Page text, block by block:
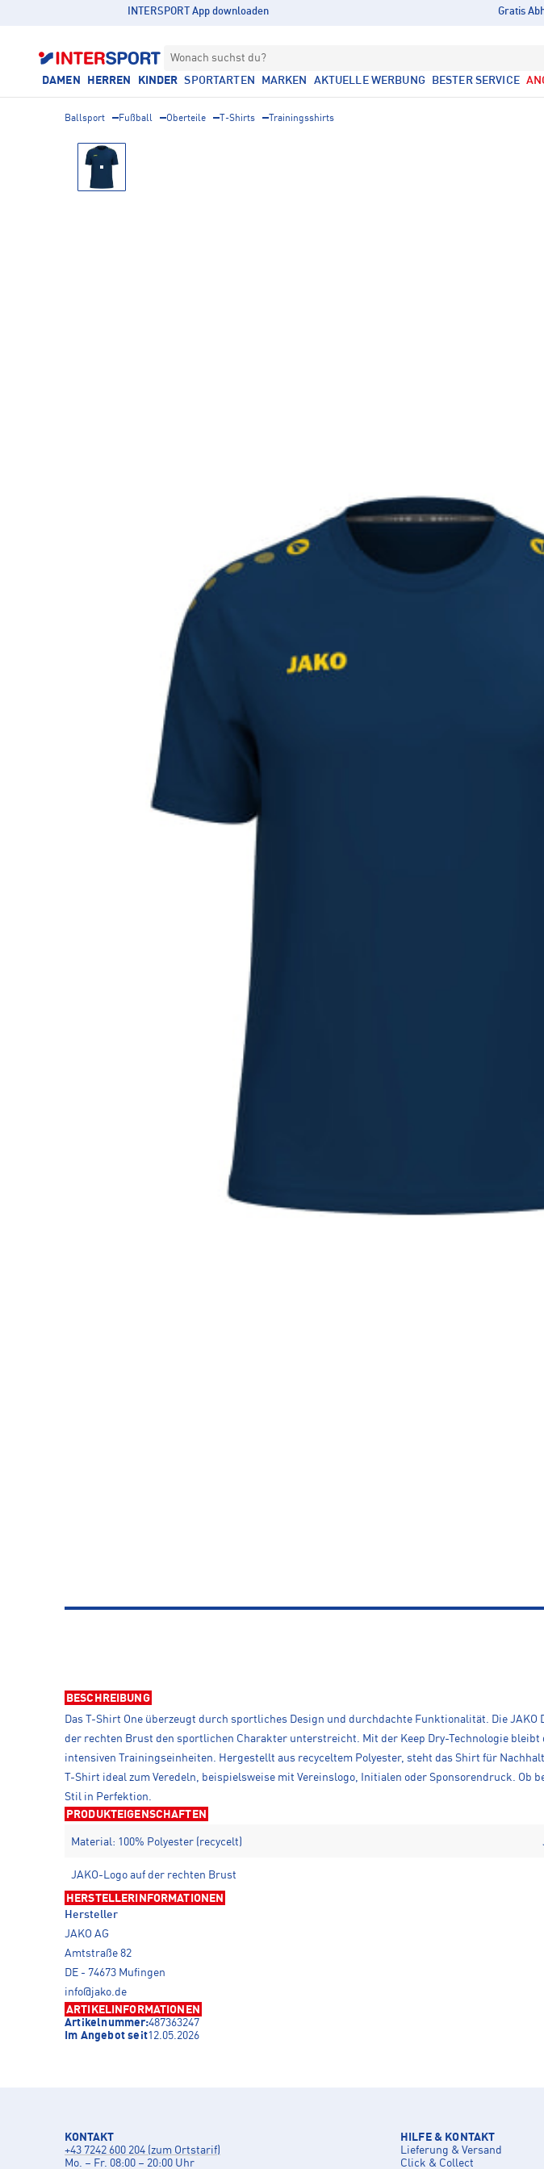
INTERSPORT App downloaden Gratis
Wonach suchst du?
DAMEN HERREN KINDER SPORTARTEN MARKEN AKTUELLE WERBUNG BESTER SERVICE
Ballsport Fußball Oberteile T-Shirts Trainingsshirts
BESCHREIBUNG
Das T-Shirt One überzeugt durch sportliches Design und durchdachte Funktionalität. Die
der rechten Brust den sportlichen Charakter unterstreicht. Mit der Keep Dry-Technologie
intensiven Trainingseinheiten. Hergestellt aus recyceltem Polyester, steht das Shirt für
T-Shirt ideal zum Veredeln, beispielsweise mit Vereinslogo, Initialen oder Sponsorendruck.
Stil in Perfektion.
PRODUKTEIGENSCHAFTEN
Material: 100% Polyester (recycelt)
JAKO-Logo auf der rechten Brust
HERSTELLERINFORMATIONEN
Hersteller
JAKO AG
Amtstraße 82
DE - 74673 Mufingen
info@jako.de
ARTIKELINFORMATIONEN
Artikelnummer:487363247
Im Angebot seit12.05.2026
KONTAKT
+43 7242 600 204 (zum Ortstarif)
Mo. – Fr. 08:00 – 20:00 Uhr
HILFE & KONTAKT
Lieferung & Versand
Click & Collect